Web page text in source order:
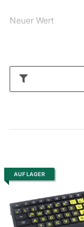
Neuer Wert
AUF LAGER